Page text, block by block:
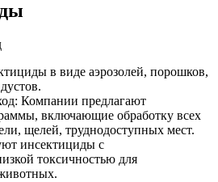
в виде аэрозолей, порошков,
Компании предлагают
включающие обработку всех
щелей, труднодоступных мест.
инсектициды с
токсичностью для